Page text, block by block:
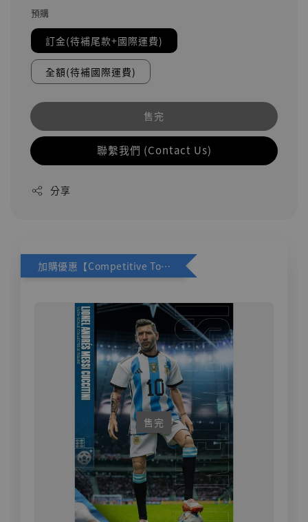
預購
訂金(待補尾款+國際運費)
全額(待補國際運費)
售完
聯繫我們 (Contact Us)
分享
加購優惠【Competitive Toys 梅西 [CM001]】
售完